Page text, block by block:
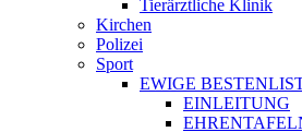
Tierärztliche Klinik
Kirchen
Polizei
Sport
EWIGE
EINLEITUNG